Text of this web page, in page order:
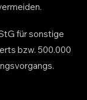
für sonstige
bzw. 500.000